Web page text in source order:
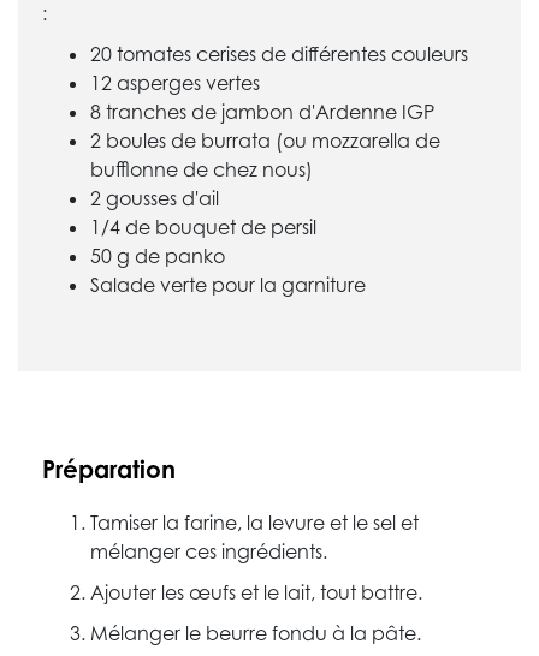
:
20 tomates cerises de différentes couleurs
12 asperges vertes
8 tranches de jambon d'Ardenne IGP
2 boules de burrata (ou mozzarella de
bufflonne de chez nous)
2 gousses d'ail
1/4 de bouquet de persil
50 g de panko
Salade verte pour la garniture
Préparation
Tamiser la farine, la levure et le sel et
mélanger ces ingrédients.
Ajouter les œufs et le lait, tout battre.
Mélanger le beurre fondu à la pâte.